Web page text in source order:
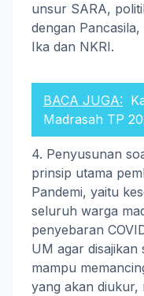
unsur SARA,
dengan
Ika dan NKRI.
BACA JUGA:
Madrasah TP
4. Penyusunan
prinsip utama
Pandemi, yaitu
seluruh warga
penyebaran
UM agar
mampu
yang akan diukur,